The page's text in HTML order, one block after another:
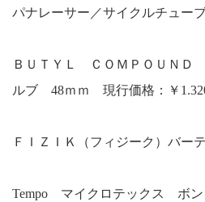
パナレーサー／サイクルチュー
ＢＵＴＹＬ ＣＯＭＰＯＵＮ
ルブ 48ｍｍ 現行価格：￥
ＦＩＺＩＫ（フィジーク）バー
Tempo マイクロテックス ボ